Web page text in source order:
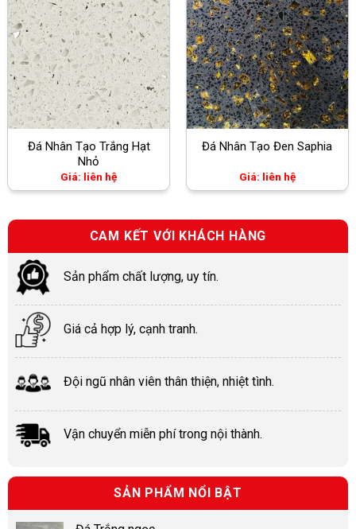
Đá Nhân Tạo Trắng Hạt
Nhỏ
Giá: liên hệ
Đá Nhân Tạo Đen Saphia
Giá: liên hệ
CAM KẾT VỚI KHÁCH HÀNG
Sản phẩm chất lượng, uy tín.
Giá cả hợp lý, cạnh tranh.
Đội ngũ nhân viên thân thiện, nhiệt tình.
Vận chuyển miễn phí trong nội thành.
SẢN PHẨM NỔI BẬT